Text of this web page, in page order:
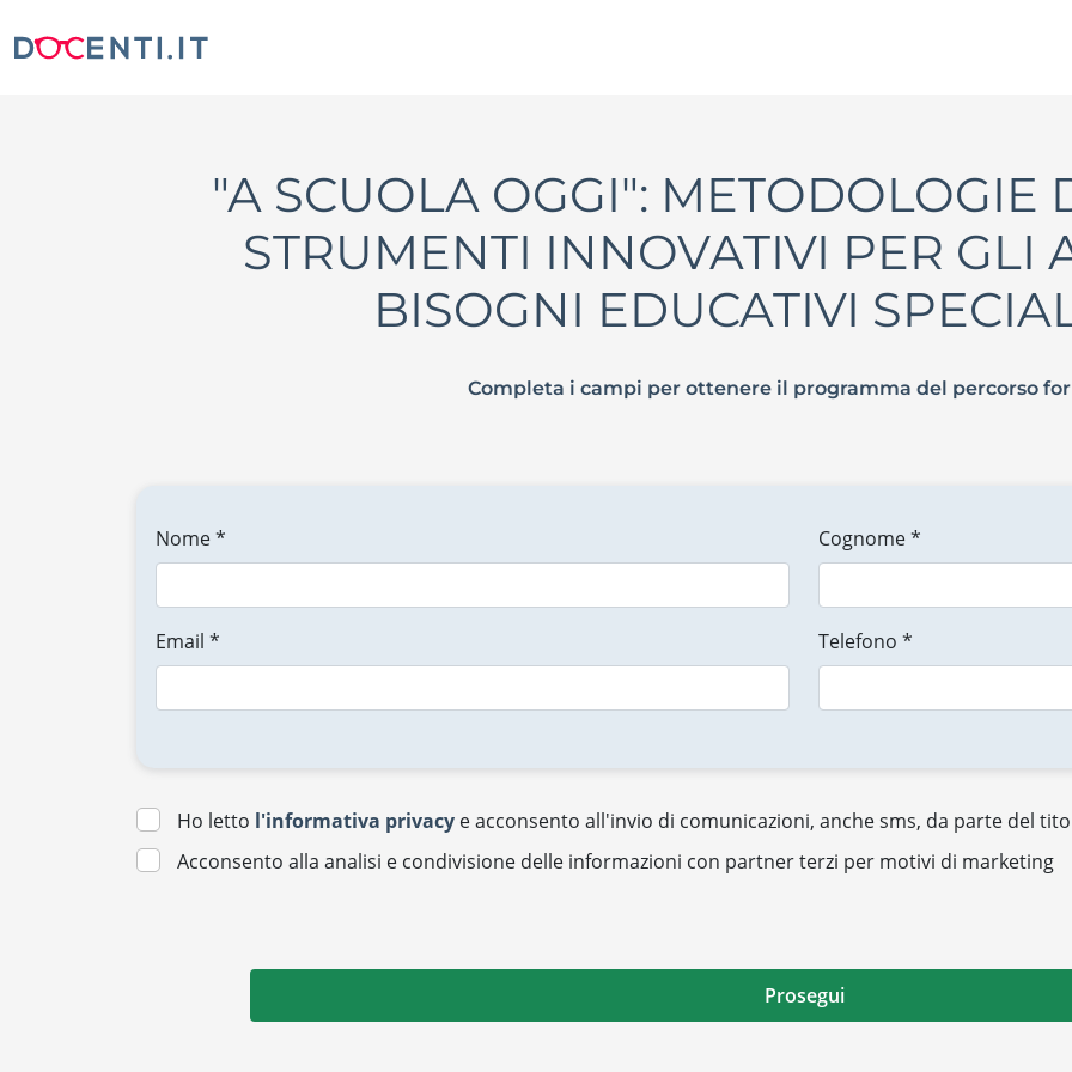
"A SCUOLA OGGI": METODOLOGIE
STRUMENTI INNOVATIVI PER GLI
BISOGNI EDUCATIVI
Completa i campi per ottenere il programma del percorso
Nome * Cognome *
Email * Telefono *
Ho letto l'informativa privacy e acconsento all'invio di comunicazioni, anche sms, da parte del
Acconsento alla analisi e condivisione delle informazioni con partner terzi per motivi di marketing